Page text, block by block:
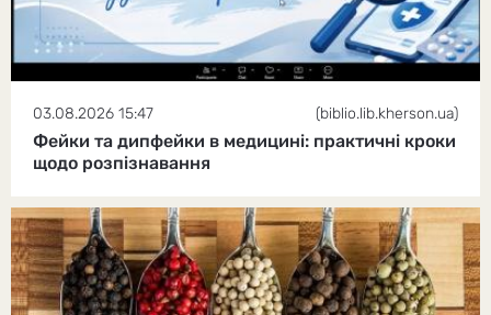
03.08.2026 15:47 (biblio.lib.kherson.ua)
Фейки та дипфейки в медицині: практичні кроки
щодо розпізнавання